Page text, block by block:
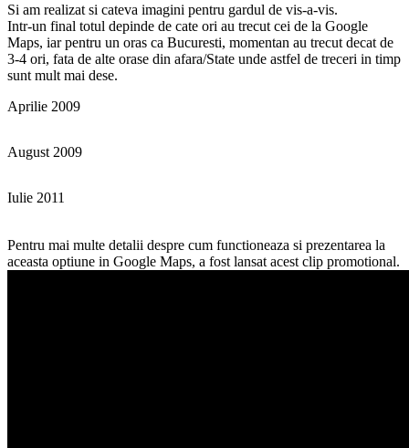
Si am realizat si cateva imagini pentru gardul de vis-a-vis.
Intr-un final totul depinde de cate ori au trecut cei de la Google
Maps, iar pentru un oras ca Bucuresti, momentan au trecut decat de
3-4 ori, fata de alte orase din afara/State unde astfel de treceri in timp
sunt mult mai dese.
Aprilie 2009
August 2009
Iulie 2011
Pentru mai multe detalii despre cum functioneaza si prezentarea la
aceasta optiune in Google Maps, a fost lansat acest clip promotional.